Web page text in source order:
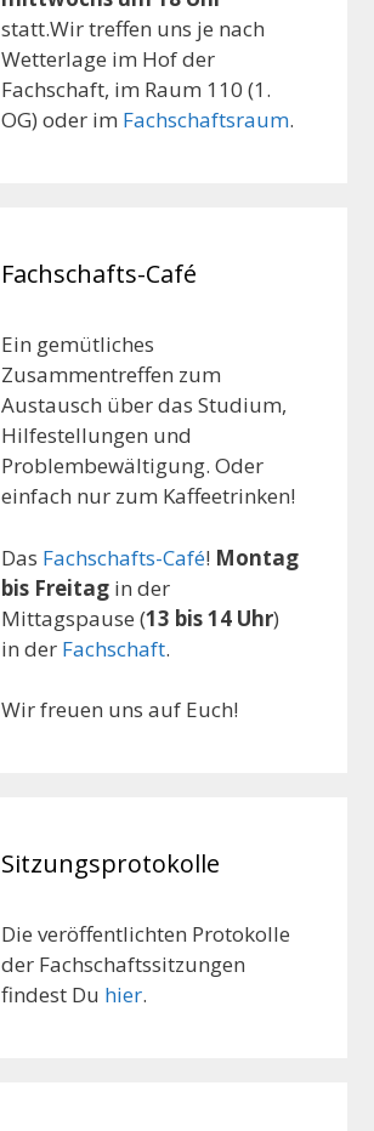
statt.Wir treffen uns je nach
Wetterlage im Hof der
Fachschaft, im Raum 110 (1.
OG) oder im Fachschaftsraum.
Fachschafts-Café
Ein gemütliches
Zusammentreffen zum
Austausch über das Studium,
Hilfestellungen und
Problembewältigung. Oder
einfach nur zum Kaffeetrinken!
Das Fachschafts-Café! Montag
bis Freitag in der
Mittagspause (13 bis 14 Uhr)
in der Fachschaft.
Wir freuen uns auf Euch!
Sitzungsprotokolle
Die veröffentlichten Protokolle
der Fachschaftssitzungen
findest Du hier.